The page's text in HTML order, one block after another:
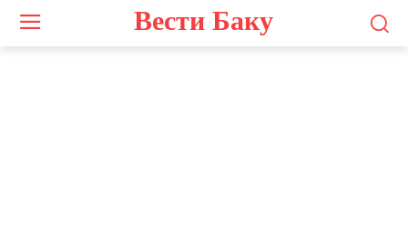
Вести Баку